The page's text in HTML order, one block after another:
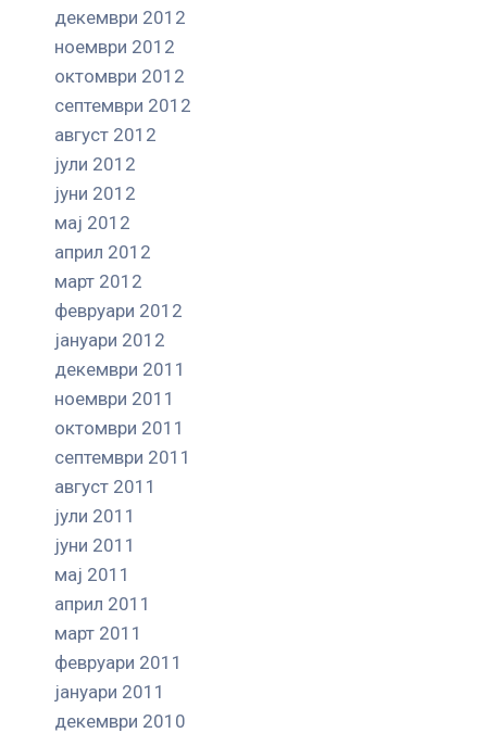
декември 2012
ноември 2012
октомври 2012
септември 2012
август 2012
јули 2012
јуни 2012
мај 2012
април 2012
март 2012
февруари 2012
јануари 2012
декември 2011
ноември 2011
октомври 2011
септември 2011
август 2011
јули 2011
јуни 2011
мај 2011
април 2011
март 2011
февруари 2011
јануари 2011
декември 2010